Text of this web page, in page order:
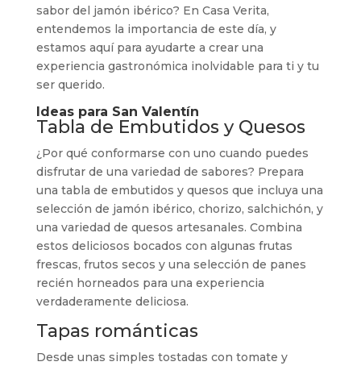
sabor del jamón ibérico? En Casa Verita,
entendemos la importancia de este día, y
estamos aquí para ayudarte a crear una
experiencia gastronómica inolvidable para ti y tu
ser querido.
Ideas para San Valentín
Tabla de Embutidos y Quesos
¿Por qué conformarse con uno cuando puedes
disfrutar de una variedad de sabores? Prepara
una tabla de embutidos y quesos que incluya una
selección de jamón ibérico, chorizo, salchichón, y
una variedad de quesos artesanales. Combina
estos deliciosos bocados con algunas frutas
frescas, frutos secos y una selección de panes
recién horneados para una experiencia
verdaderamente deliciosa.
Tapas románticas
Desde unas simples tostadas con tomate y